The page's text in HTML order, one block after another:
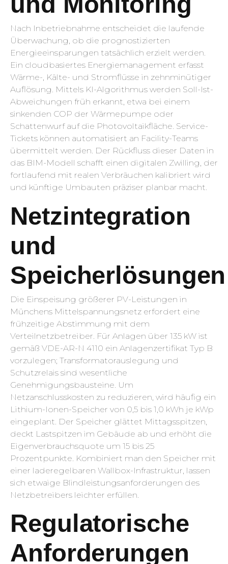
Nach Inbetriebnahme entscheidet die laufende
Überwachung, ob die prognostizierten
Energieeinsparungen tatsächlich erzielt werden.
Ein cloudbasiertes Energiemanagement erfasst
Wärme-, Kälte- und Stromflüsse in zehnminütiger
Auflösung. Mittels KI-Algorithmus werden Soll-Ist-
Abweichungen früh erkannt, etwa bei einem
sinkenden COP der Wärmepumpe oder
Schattenwurf auf die Photovoltaikfläche. Service-
Tickets können automatisiert an Facility-Teams
übermittelt werden. Der Rückfluss dieser Daten in
das BIM-Modell schafft einen digitalen Zwilling, der
fortlaufend mit realen Verbräuchen kalibriert wird
und künftige Umbauten präziser planbar macht.
Netzintegration
und
Speicherlösungen
Die Einspeisung größerer PV-Leistungen in
Münchens Mittelspannungsnetz erfordert eine
frühzeitige Abstimmung mit dem
Verteilnetzbetreiber. Für Anlagen über 135 kW ist
gemäß VDE-AR-N 4110 ein Anlagenzertifikat Typ B
vorzulegen; Transformatorauslegung und
Schutzrelais sind wesentliche
Genehmigungsbausteine. Um
Netzanschlusskosten zu reduzieren, wird häufig ein
Lithium-Ionen-Speicher von 0,5 bis 1,0 kWh je kWp
eingeplant. Der Speicher glättet Mittagsspitzen,
deckt Lastspitzen im Gebäude ab und erhöht die
Eigenverbrauchsquote um 15 bis 25
Prozentpunkte. Kombiniert man den Speicher mit
einer laderegelbaren Wallbox-Infrastruktur, lassen
sich etwaige Blindleistungsanforderungen des
Netzbetreibers leichter erfüllen.
Regulatorische
Anforderungen